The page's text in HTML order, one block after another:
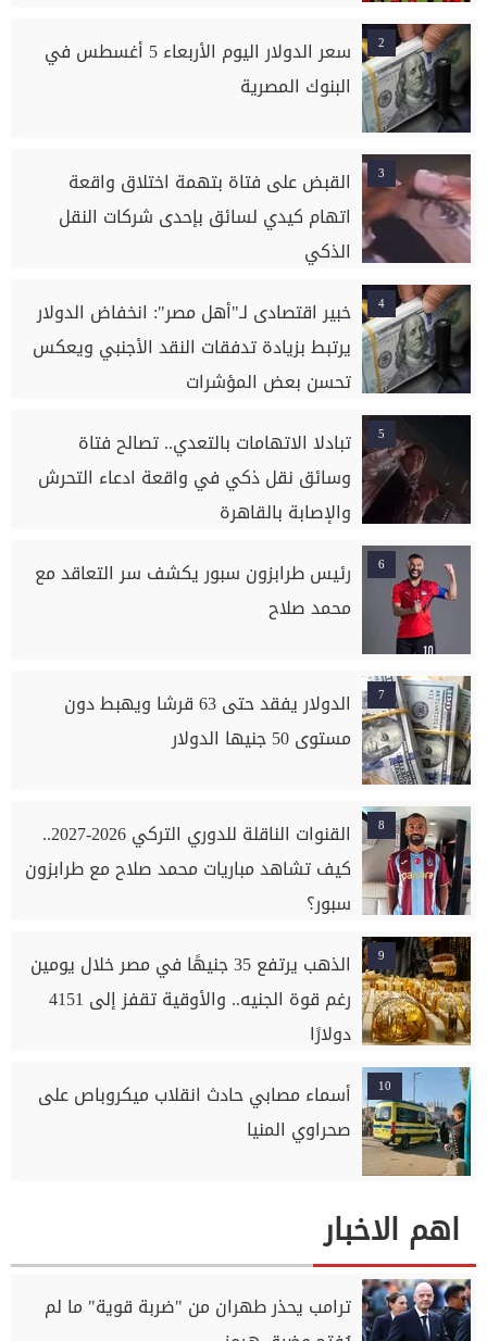
2
سعر الدولار اليوم الأربعاء 5 أغسطس في
البنوك المصرية
3
القبض على فتاة بتهمة اختلاق واقعة
اتهام كيدي لسائق بإحدى شركات النقل
الذكي
4
خبير اقتصادى لـ"أهل مصر": انخفاض الدولار
يرتبط بزيادة تدفقات النقد الأجنبي ويعكس
تحسن بعض المؤشرات
5
تبادلا الاتهامات بالتعدي.. تصالح فتاة
وسائق نقل ذكي في واقعة ادعاء التحرش
والإصابة بالقاهرة
6
رئيس طرابزون سبور يكشف سر التعاقد مع
محمد صلاح
7
الدولار يفقد حتى 63 قرشا ويهبط دون
مستوى 50 جنيها الدولار
8
القنوات الناقلة للدوري التركي 2026-2027..
كيف تشاهد مباريات محمد صلاح مع طرابزون
سبور؟
9
الذهب يرتفع 35 جنيهًا في مصر خلال يومين
رغم قوة الجنيه.. والأوقية تقفز إلى 4151
دولارًا
10
أسماء مصابي حادث انقلاب ميكروباص على
صحراوي المنيا
اهم الاخبار
ترامب يحذر طهران من "ضربة قوية" ما لم